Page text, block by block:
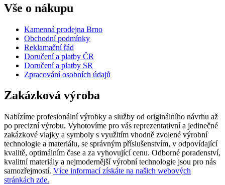
Vše o nákupu
Kamenná prodejna Brno
Obchodní podmínky
Reklamační řád
Doručení a platby ČR
Doručení a platby SR
Zpracování osobních údajů
Zakázková výroba
Nabízíme profesionální výrobky a služby od originálního návrhu až
po precizní výrobu. Vyhotovíme pro vás reprezentativní a jedinečné
zakázkové vlajky a symboly s využitím vhodně zvolené výrobní
technologie a materiálu, se správným příslušenstvím, v odpovídající
kvalitě, optimálním čase a za vyhovující cenu. Odborné poradenství,
kvalitní materiály a nejmodernější výrobní technologie jsou pro nás
samozřejmostí. Více informací získáte na našich webových
stránkách zde.